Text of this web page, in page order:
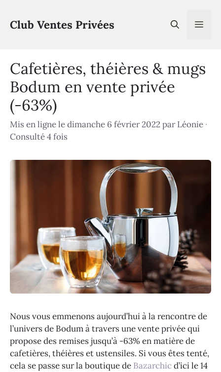
contenu
Club Ventes Privées
Cafetières, théières & mugs
Bodum en vente privée
(-63%)
Mis en ligne le dimanche 6 février 2022parLéonie ·
Consulté 4 fois
Nous vous emmenons aujourd’hui à la rencontre de
l’univers de Bodum à travers une vente privée qui
propose des remises jusqu’à -63% en matière de
cafetières, théières et ustensiles. Si vous êtes tenté,
cela se passe sur la boutique de Bazarchicd’ici le 14